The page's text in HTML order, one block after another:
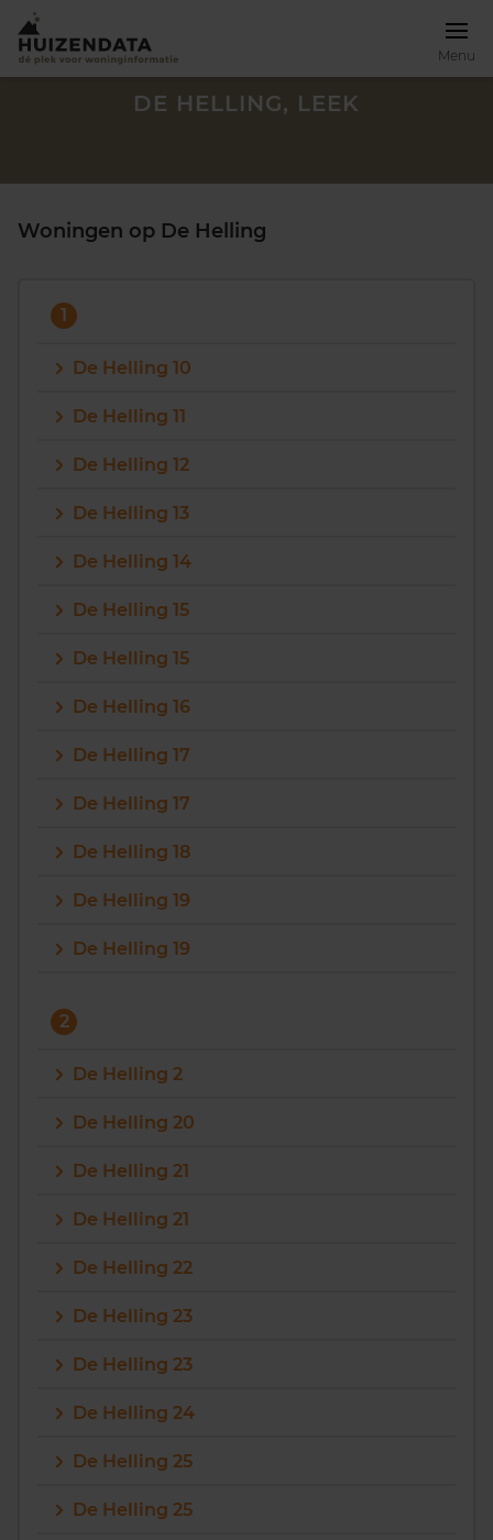
Menu
088 220 4200
Maandag t/m vrijdag - 08:00 -18:00
DE HELLING, LEEK
Woningen op De Helling
1
De Helling 10
De Helling 11
De Helling 12
De Helling 13
De Helling 14
De Helling 15
De Helling 15
De Helling 16
De Helling 17
De Helling 17
De Helling 18
De Helling 19
De Helling 19
2
De Helling 2
De Helling 20
De Helling 21
De Helling 21
De Helling 22
De Helling 23
De Helling 23
De Helling 24
De Helling 25
De Helling 25